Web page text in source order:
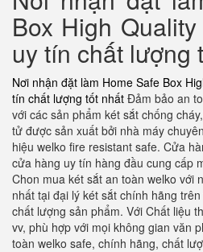
Box High
uy tín chất lượng
Nơi nhận đặt làm Home Safe Box
tín chất lượng tốt nhất Đảm bảo an
với các sản phẩm két sắt chống
tử được sản xuất bởi nhà máy
hiệu welko fire resistant safe. Cửa
cửa hàng uy tín hàng đầu cung cấp
Chon mua két sắt an toàn welko với
nhất tại đại lý két sắt chính hãng
chất lượng sản phẩm. Với Chất liệu
vv, phù hợp với mọi không gian văn
toàn welko safe, chính hãng, chất